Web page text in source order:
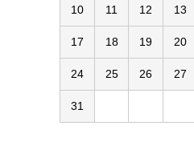
10 11 12 13
17 18 19 20
24 25 26 27
31